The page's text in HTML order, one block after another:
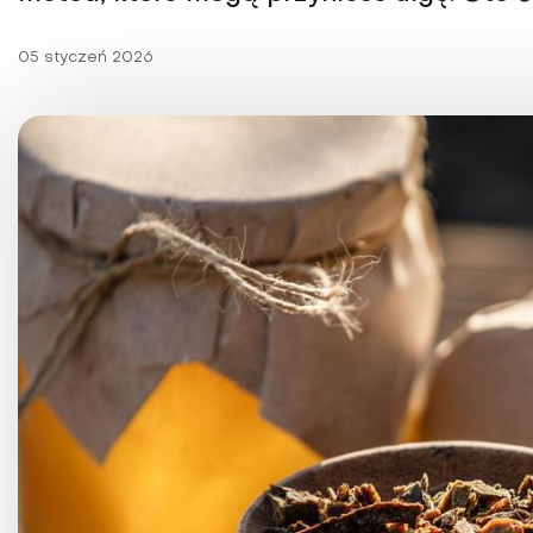
Choroby kobiece
05 styczeń 2026